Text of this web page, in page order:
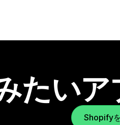
たいア
Shopify